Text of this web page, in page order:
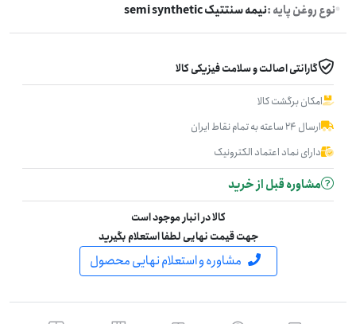
نوع روغن پایه :نیمه سنتتیک semi synthetic
گارانتی اصالت و سلامت فیزیکی کالا
امکان برگشت کالا
ارسال ۲۴ ساعته به تمام نقاط ایران
دارای نماد اعتماد الکترونیک
مشاوره قبل از خرید
کالا در انبار موجود است
جهت قیمت نهایی لطفا استعلام بگیرید
مشاوره و استعلام نهایی محصول